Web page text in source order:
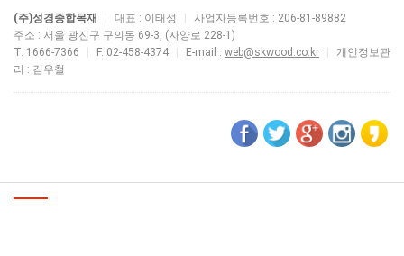
(주)성경종합목재 대표 : 이태성
사업자등록번호 : 206-81-89882
주소 : 서울 광진구 구의동 69-3, (자양로 228-1)
T. 1666-7366
F. 02-458-4374 E-mail : web@skwood.co.kr
개인정보관
리 : 김우철